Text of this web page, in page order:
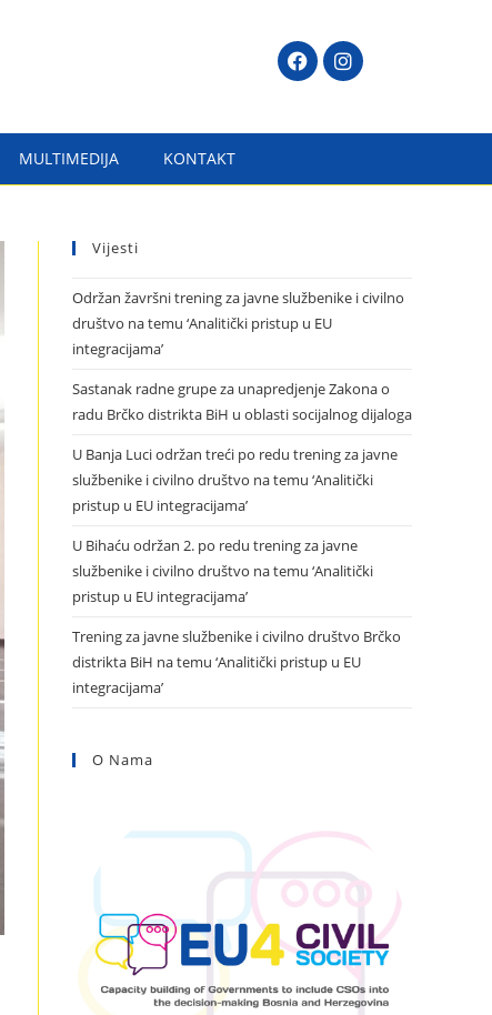
MULTIMEDIJA KONTAKT
Vijesti
Održan žavršni trening za javne službenike i civilno
društvo na temu ‘Analitički pristup u EU
integracijama’
Sastanak radne grupe za unapredjenje Zakona o
radu Brčko distrikta BiH u oblasti socijalnog dijaloga
U Banja Luci održan treći po redu trening za javne
službenike i civilno društvo na temu ‘Analitički
pristup u EU integracijama’
U Bihaću održan 2. po redu trening za javne
službenike i civilno društvo na temu ‘Analitički
pristup u EU integracijama’
Trening za javne službenike i civilno društvo Brčko
distrikta BiH na temu ‘Analitički pristup u EU
integracijama’
O Nama